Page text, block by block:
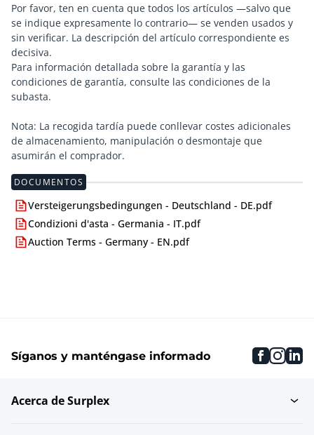
Por favor, ten en cuenta que todos los artículos —salvo que
se indique expresamente lo contrario— se venden usados y
sin verificar. La descripción del artículo correspondiente es
decisiva.
Para información detallada sobre la garantía y las
condiciones de garantía, consulte las condiciones de la
subasta.
Nota: La recogida tardía puede conllevar costes adicionales
de almacenamiento, manipulación o desmontaje que
asumirán el comprador.
DOCUMENTOS
Versteigerungsbedingungen - Deutschland - DE.pdf
Condizioni d'asta - Germania - IT.pdf
Auction Terms - Germany - EN.pdf
Síganos y manténgase informado
Acerca de Surplex